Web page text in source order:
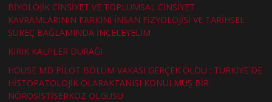
BİYOLOJİK CİNSİYET VE TOPLUMSAL CİNSİYET
KAVRAMLARININ FARKINI İNSAN FİZYOLOJİSİ VE TARİHSEL
SÜREÇ BAĞLAMINDA İNCELEYELİM
KIRIK KALPLER DURAĞI
HOUSE MD PİLOT BÖLÜM VAKASI GERÇEK OLDU : TÜRKİYE´DE
HİSTOPATOLOJİK OLARAKTANISI KONULMUŞ BİR
NÖROSİSTİSERKOZ OLGUSU